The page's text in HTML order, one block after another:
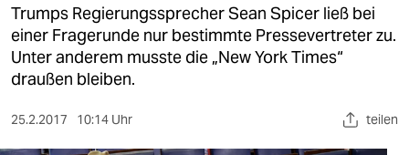
öko
gesellschaft
kultur
Trumps Regierungssprecher Sean Spicer ließ bei
einer Fragerunde nur bestimmte Pressevertreter zu.
Unter anderem musste die „New York Times“
draußen bleiben.
25.2.2017 10:14 Uhr teilen